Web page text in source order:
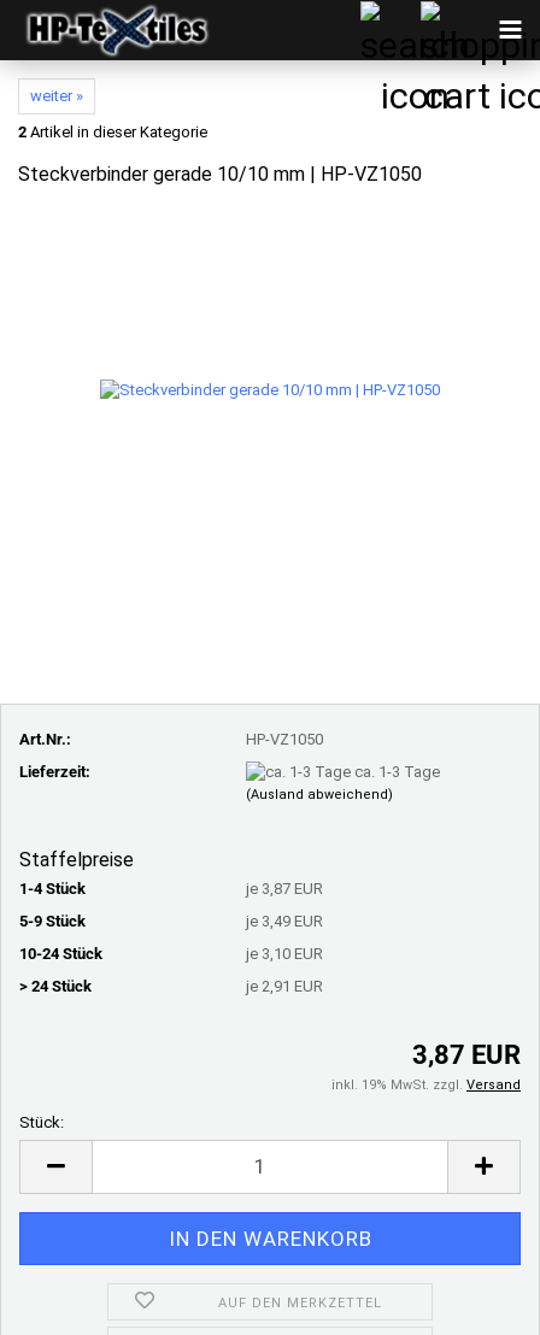
weiter »
2 Artikel in dieser Kategorie
Steckverbinder gerade 10/10 mm | HP-VZ1050
Art.Nr.:
HP-VZ1050
Lieferzeit:
ca. 1-3 Tage
(Ausland abweichend)
Staffelpreise
1-4 Stück
je 3,87 EUR
5-9 Stück
je 3,49 EUR
10-24 Stück
je 3,10 EUR
> 24 Stück
je 2,91 EUR
3,87 EUR
inkl. 19% MwSt. zzgl. Versand
Stück:
AUF DEN MERKZETTEL